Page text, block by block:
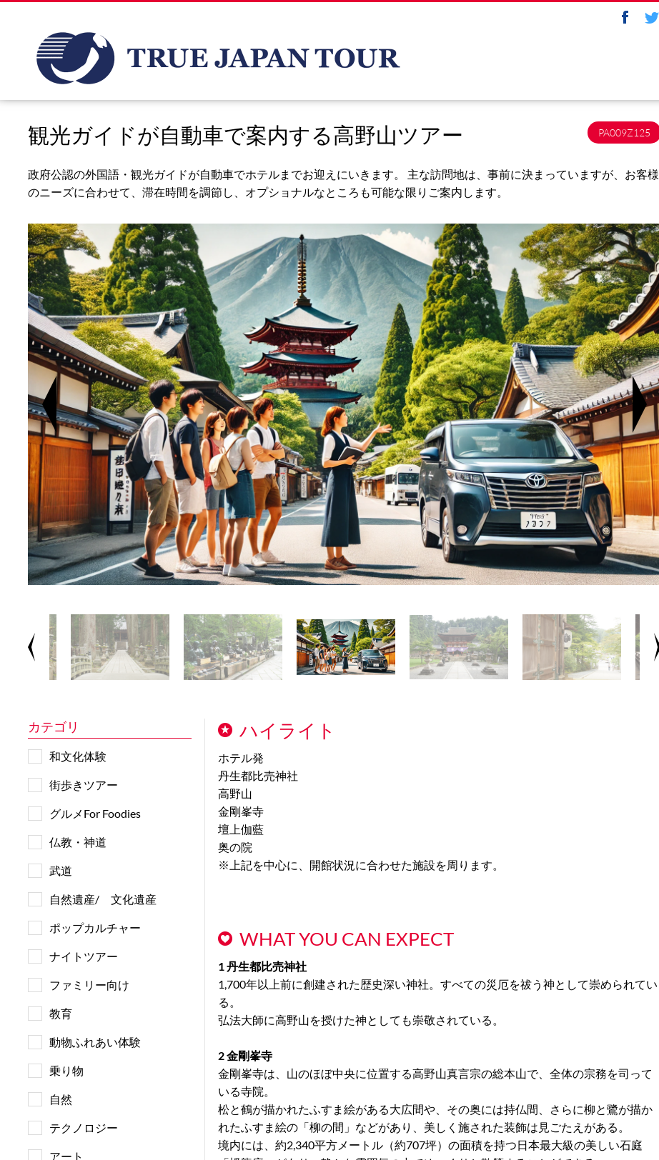
観光ガイドが自動車で案内する高野山ツアー PA009Z125
政府公認の外国語・観光ガイドが自動車でホテルまでお迎えにいきます。 主な訪問地は、事前に決まっていますが、お客様
のニーズに合わせて、滞在時間を調節し、オプショナルなところも可能な限りご案内します。
カテゴリ
和文化体験
街歩きツアー
グルメFor Foodies
仏教・神道
武道
自然遺産/ 文化遺産
ポップカルチャー
ナイトツアー
ファミリー向け
教育
動物ふれあい体験
乗り物
自然
テクノロジー
アート
ハイライト
ホテル発
丹生都比売神社
高野山
金剛峯寺
壇上伽藍
奥の院
※上記を中心に、開館状況に合わせた施設を周ります。
WHAT YOU CAN EXPECT
1 丹生都比売神社
1,700年以上前に創建された歴史深い神社。すべての災厄を祓う神として崇められてい
る。
弘法大師に高野山を授けた神としても崇敬されている。
2 金剛峯寺
金剛峯寺は、山のほぼ中央に位置する高野山真言宗の総本山で、全体の宗務を司って
いる寺院。
松と鶴が描かれたふすま絵がある大広間や、その奥には持仏間、さらに柳と鷺が描か
れたふすま絵の「柳の間」などがあり、美しく施された装飾は見ごたえがある。
境内には、約2,340平方メートル（約707坪）の面積を持つ日本最大級の美しい石庭